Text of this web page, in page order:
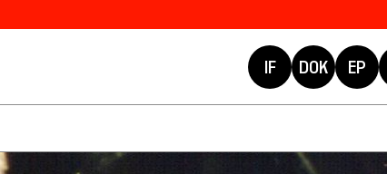
IF DOK EP